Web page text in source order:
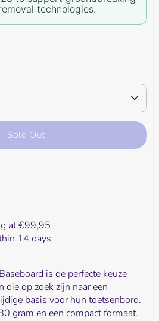
technologies.
Sold Out
at €99,95
14 days
is de perfecte keuze
die op zoek zijn naar een
basis voor hun toetsenbord.
gram en een compact formaat.